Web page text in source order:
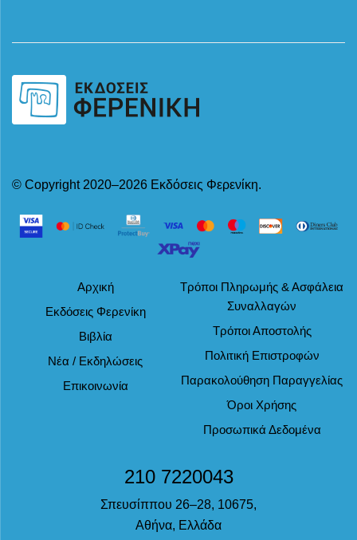
© Copyright 2020–2026 Εκδόσεις Φερενίκη.
Αρχική
Εκδόσεις Φερενίκη
Βιβλία
Νέα / Εκδηλώσεις
Επικοινωνία
Τρόποι Πληρωμής & Ασφάλεια
Συναλλαγών
Τρόποι Αποστολής
Πολιτική Επιστροφών
Παρακολούθηση Παραγγελίας
Όροι Χρήσης
Προσωπικά Δεδομένα
210 7220043
Σπευσίππου 26–28, 10675,
Αθήνα, Ελλάδα